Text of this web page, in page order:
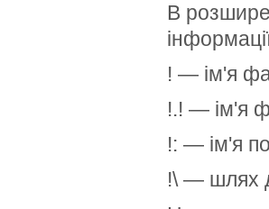
В
! — ім'я
!.! — ім'я
!: — ім'я
!\ — шлях